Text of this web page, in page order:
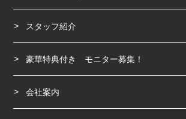
スタッフ紹介
豪華特典付き モニター募集！
会社案内